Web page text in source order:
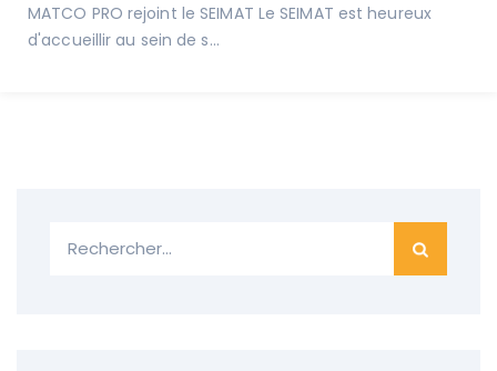
MATCO PRO rejoint le SEIMAT Le SEIMAT est heureux
d'accueillir au sein de s...